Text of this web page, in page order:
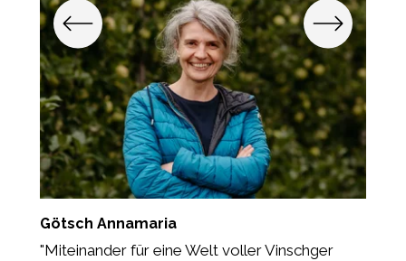
Götsch Annamaria
"Miteinander für eine Welt voller Vinschger